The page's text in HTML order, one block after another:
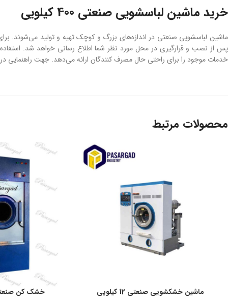
خرید ماشین لباسشویی صنعتی 400 کیلویی
ماشین لباسشویی‌ صنعتی در اندازه‌های بزرگ و کوچک تهیه و تولید می‌شوند.
پس از نصب و قرارگیری در محل مورد نظر شما اطلاع رسانی خواهد شد.
خدمات موجود را برای راحتی حال مصرف کنندگان ارائه می‌دهد. جهت راهنمایی در
محصولات مرتبط
ماشین خشکشویی صنعتی 12 کیلویی خشک کن صنعتی